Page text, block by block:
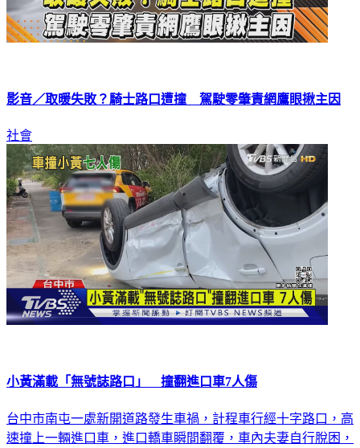
影音／取暖失敗？騎士路口遭撞 駕駛零肇責網鷹眼揪主因
社會
小黃滿載「無號誌路口」 撞翻進口車7人傷
台中市南屯一處新開道路發生車禍，計程車行經十字路口，高
速撞上一輛進口車，進口轎車瞬間翻覆，車內夫妻自行脫困，